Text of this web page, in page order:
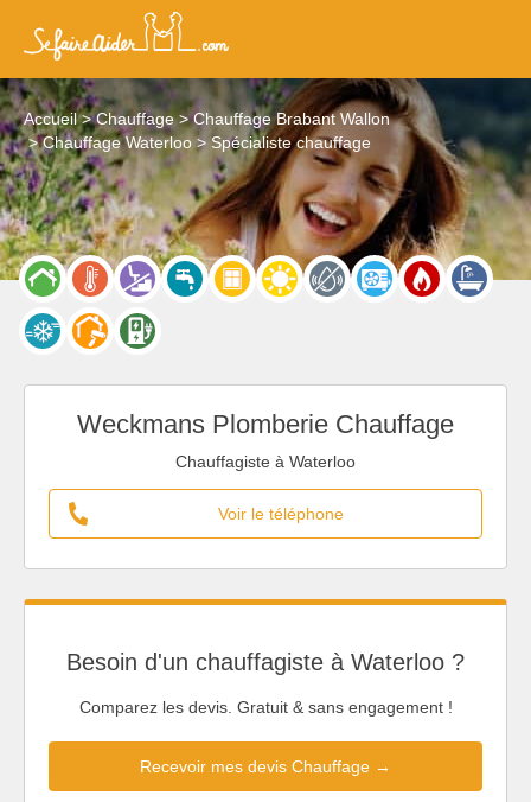
Accueil Chauffage
Chauffage Brabant Wallon
Chauffage Waterloo
Spécialiste chauffage
Weckmans Plomberie Chauffage
Chauffagiste à Waterloo
Voir le téléphone
Besoin d'un chauffagiste à Waterloo ?
Comparez les devis. Gratuit & sans engagement !
Recevoir mes devis Chauffage →